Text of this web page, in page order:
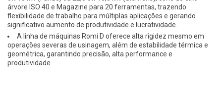
árvore ISO 40 e Magazine para 20 ferramentas, trazendo
flexibilidade de trabalho para múltiplas aplicações e gerando
significativo aumento de produtividade e lucratividade.
A linha de máquinas Romi D oferece alta rigidez mesmo em
operações severas de usinagem, além de estabilidade térmica e
geométrica, garantindo precisão, alta performance e
produtividade.